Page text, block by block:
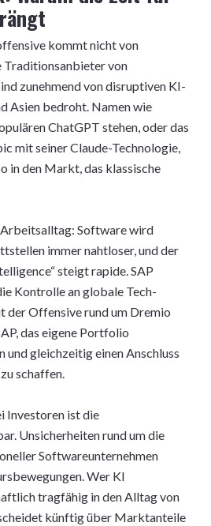
kommt nicht von
Traditionsanbieter von
zunehmend von disruptiven KI-
Asien bedroht. Namen wie
ChatGPT stehen, oder das
mit seiner Claude-Technologie,
in den Markt, das klassische
Software wird
immer nahtloser, und der
steigt rapide. SAP
Kontrolle an globale Tech-
der Offensive rund um Dremio
das eigene Portfolio
und gleichzeitig einen Anschluss
schaffen.
Investoren ist die
Unsicherheiten rund um die
Softwareunternehmen
Wer KI
tragfähig in den Alltag von
künftig über Marktanteile